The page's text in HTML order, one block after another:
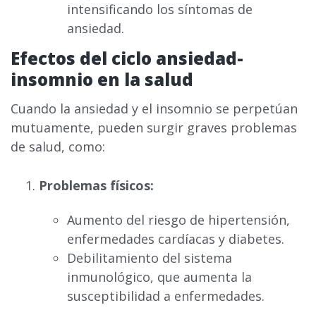
intensificando los síntomas de
ansiedad.
Efectos del ciclo ansiedad-
insomnio en la salud
Cuando la ansiedad y el insomnio se perpetúan
mutuamente, pueden surgir graves problemas
de salud, como:
Problemas físicos:
Aumento del riesgo de hipertensión,
enfermedades cardíacas y diabetes.
Debilitamiento del sistema
inmunológico, que aumenta la
susceptibilidad a enfermedades.